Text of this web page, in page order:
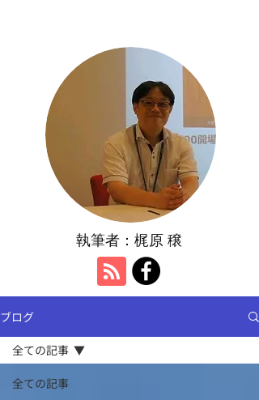
執筆者：​梶原 穣
ブログ
全ての記事
全ての記事